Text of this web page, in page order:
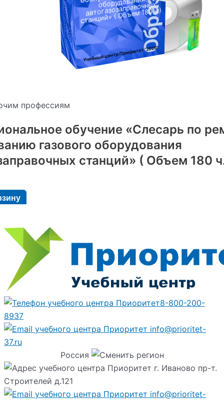
автогазозаправочных
станций» ( Объем 180 ч.)
Учебный центр Приоритет"2026"
:
профессиям
обучение «Слесарь по
газового оборудования
станций» ( Объем 180
8-800-200-
8937
info@prioritet-
37.ru
Россия
г. Иваново пр-т.
Строителей д.121
info@prioritet-